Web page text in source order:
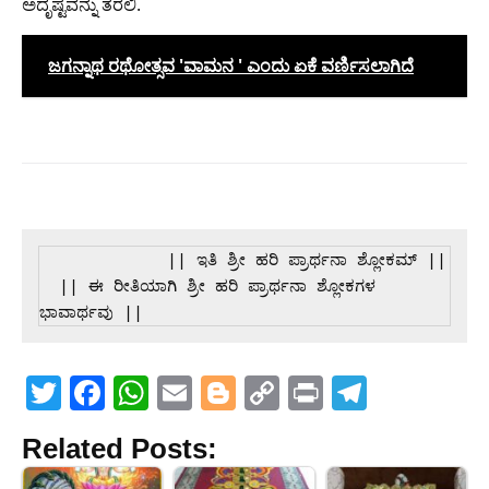
ಅದೃಷ್ಟವನ್ನು ತರಲಿ.
ಜಗನ್ನಾಥ ರಥೋತ್ಸವ 'ವಾಮನ ' ಎಂದು ಏಕೆ ವರ್ಣಿಸಲಾಗಿದೆ
ಭಾವಾರ್ಥವು ||
T
w
itt
F
a
c
W
at
E
ai
Bl
g
C
p
Pr
t e
Related Posts: